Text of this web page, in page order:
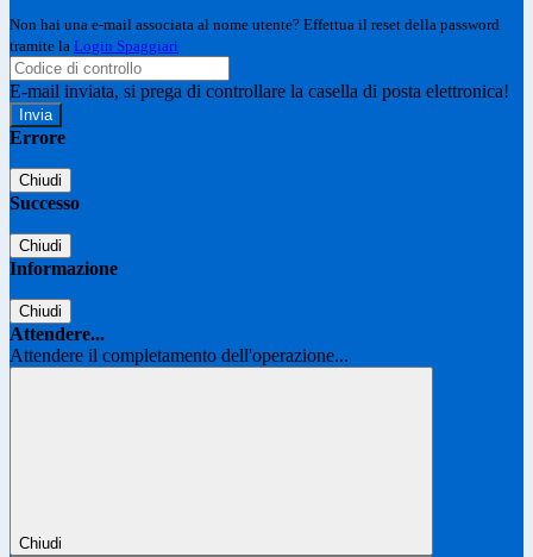
Non hai una e-mail associata al nome utente? Effettua il reset della password
tramite la Login Spaggiari
E-mail inviata, si prega di controllare la casella di posta elettronica!
Errore
Chiudi
Successo
Chiudi
Informazione
Chiudi
Attendere...
Attendere il completamento dell'operazione...
Chiudi